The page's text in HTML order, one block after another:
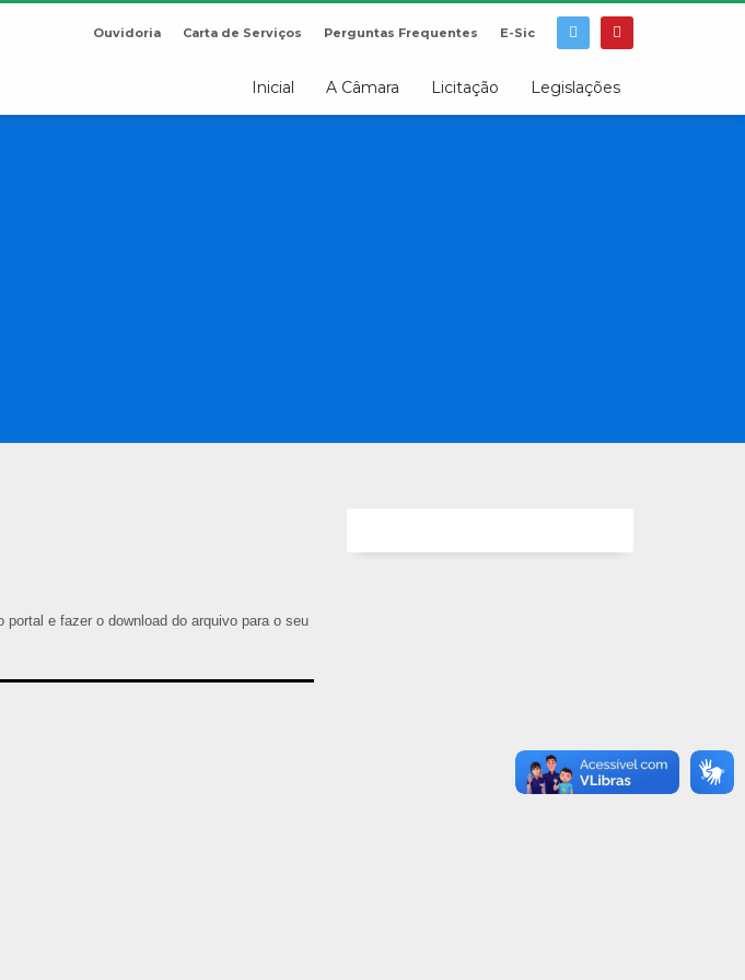
Ouvidoria Carta de Serviços Perguntas Frequentes E-Sic
Inicial A Câmara Licitação Legislações
e fazer o download do arquivo para o seu